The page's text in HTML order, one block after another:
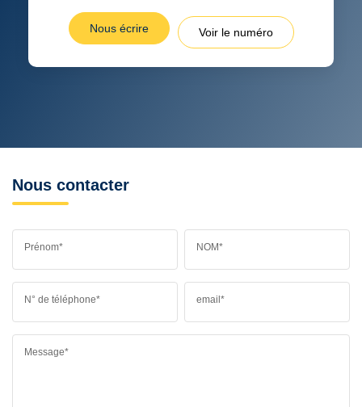
Nous écrire Voir le numéro
Nous contacter
Prénom* NOM*
N° de téléphone* email*
Message*